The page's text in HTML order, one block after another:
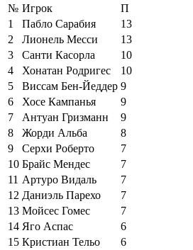
№ Игрок
П
1
Пабло Сарабия
13
2
Лионель Месси
13
3
Санти Касорла
10
4
Хонатан Родригес
10
5
Виссам Бен-Йеддер 9
6
Хосе Кампанья
9
7
Антуан Гризманн
9
8
Жорди Альба
8
9
Серхи Роберто
7
10 Брайс Мендес
7
11 Артуро Видаль
7
12 Даниэль Парехо
7
13 Мойсес Гомес
7
14 Яго Аспас
6
15 Кристиан Тельо 6